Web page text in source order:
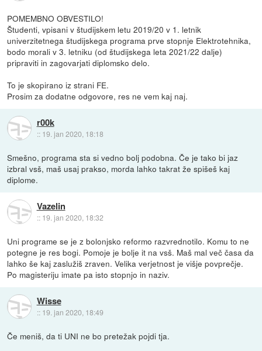
POMEMBNO OBVESTILO!
Študenti, vpisani v študijskem letu 2019/20 v 1. letnik
univerzitetnega študijskega programa prve stopnje Elektrotehnika,
bodo morali v 3. letniku (od študijskega leta 2021/22 dalje)
pripraviti in zagovarjati diplomsko delo.
To je skopirano iz strani FE.
Prosim za dodatne odgovore, res ne vem kaj naj.
r00k
:: 19. jan 2020, 18:18
Smešno, programa sta si vedno bolj podobna. Če je tako bi jaz
izbral vsš, maš usaj prakso, morda lahko takrat že spišeš kaj
diplome.
Vazelin
:: 19. jan 2020, 18:32
Uni programe se je z bolonjsko reformo razvrednotilo. Komu to ne
potegne je res bogi. Pomoje je bolje it na vsš. Maš mal več časa da
lahko še kaj zaslužiš zraven. Velika verjetnost je višje povprečje.
Po magisteriju imate pa isto stopnjo in naziv.
Wisse
:: 19. jan 2020, 18:49
Če meniš, da ti UNI ne bo pretežak pojdi tja.